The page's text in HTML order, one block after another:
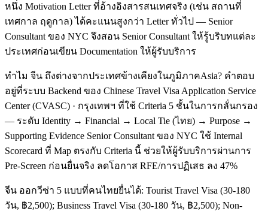
หนึ่ง Motivation Letter ที่อ้างอิงสารสนเทศจริง (เช่น สถานที่
เทศกาล ฤดูกาล) ได้คะแนนสูงกว่า Letter ทั่วไป — Senior
Consultant ของ NYC จึงสอน Senior Consultant ให้รู้บริบทแต่ละ
ประเทศก่อนเขียน Documentation ให้ผู้รับบริการ
ทำไม จีน ถึงต่างจากประเทศข้างเคียงในภูมิภาคAsia? คำตอบ
อยู่ที่ระบบ Backend ของ Chinese Travel Visa Application Service
Center (CVASC) · กรุงเทพฯ ที่ใช้ Criteria 5 ชั้นในการกลั่นกรอง
— ระดับ Identity → Financial → Local Tie (ไทย) → Purpose →
Supporting Evidence Senior Consultant ของ NYC ใช้ Internal
Scorecard ที่ Map ตรงกับ Criteria นี้ ช่วยให้ผู้รับบริการผ่านการ
Pre-Screen ก่อนยื่นจริง ลดโอกาส RFE/การปฏิเสธ ลง 47%
จีน ออกวีซ่า 5 แบบที่คนไทยยื่นได้: Tourist Travel Visa (30-180
วัน, ฿2,500); Business Travel Visa (30-180 วัน, ฿2,500); Non-